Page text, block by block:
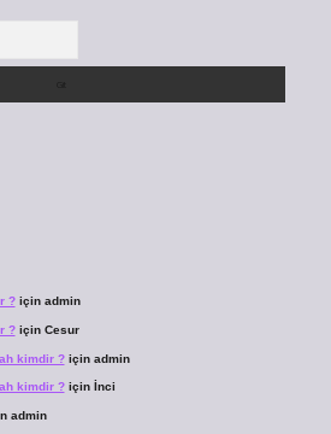
?için admin
?için Cesur
kimdir ?için admin
kimdir ?için İnci
admin